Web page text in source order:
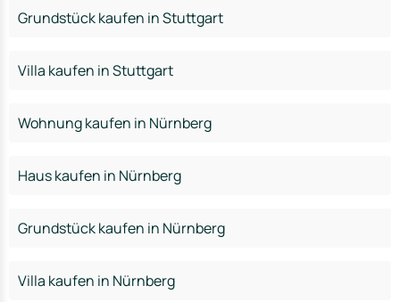
Grundstück kaufen in Stuttgart
Villa kaufen in Stuttgart
Wohnung kaufen in Nürnberg
Haus kaufen in Nürnberg
Grundstück kaufen in Nürnberg
Villa kaufen in Nürnberg